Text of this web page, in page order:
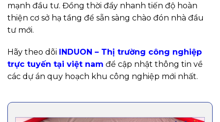
mạnh đầu tư. Đồng thời đẩy nhanh tiến độ hoàn
thiện cơ sở hạ tầng để sẵn sàng chào đón nhà đầu
tư mới.
Hãy theo dõi
INDUON – Thị trường công nghiệp
trực tuyến tại việt nam để cập nhật thông tin về
các dự án quy hoạch khu công nghiệp mới nhất.